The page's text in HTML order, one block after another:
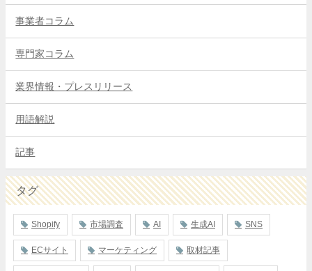
事業者コラム
専門家コラム
業界情報・プレスリリース
用語解説
記事
タグ
Shopify 市場調査 AI 生成AI SNS
ECサイト マーケティング 取材記事